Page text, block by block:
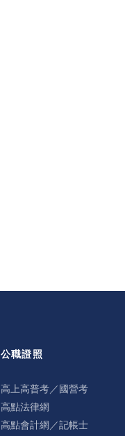
公職證照
高上高普考／國營考
高點法律網
高點會計網／記帳士